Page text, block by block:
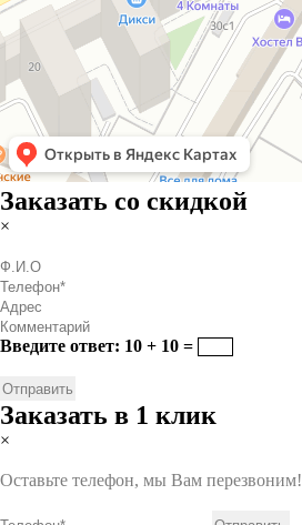
Заказать со скидкой
×
Введите ответ: 10 + 10 =
Заказать в 1 клик
×
Оставьте телефон, мы Вам перезвоним!